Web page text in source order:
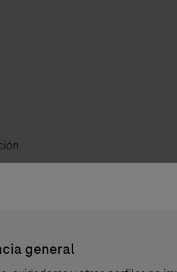
general